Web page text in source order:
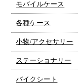
モバイルケース
各種ケース
小物/アクセサリー
ステーショナリー
バイクシート